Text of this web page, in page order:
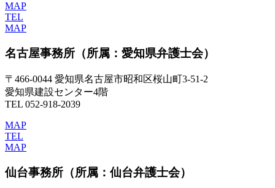
MAP
TEL
MAP
名古屋事務所 （所属：愛知県弁護士会）
〒466-0044 愛知県名古屋市昭和区桜山町3-51-2
愛知県建設センター4階
TEL 052-918-2039
MAP
TEL
MAP
仙台事務所 （所属：仙台弁護士会）